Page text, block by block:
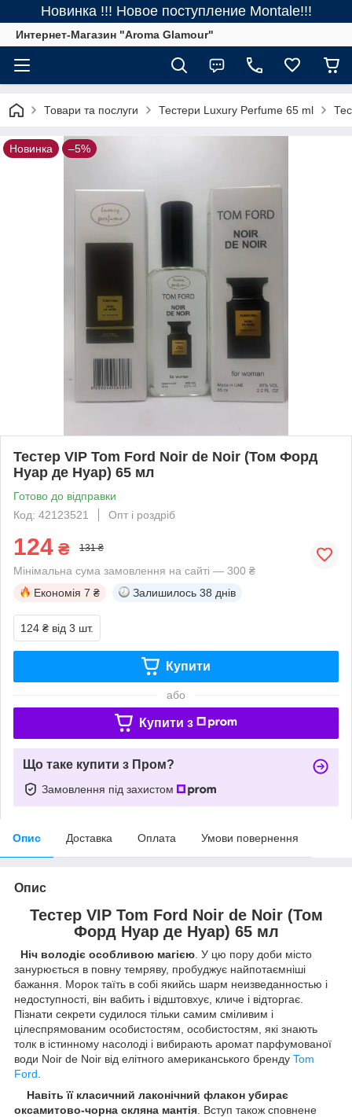
Новинка !!! Новое поступление Montale!!!
Интернет-Магазин "Aroma Glamour"
Товари та послуги Тестери Luxury Perfume 65 ml
Новинка –5%
Тестер VIP Tom Ford Noir de Noir (Том Форд
Нуар де Нуар) 65 мл
Готово до відправки
Код: 42123521
Опт і роздріб
124 ₴ 131 ₴
Мінімальна сума замовлення на сайті — 300 ₴
Економія 7 ₴ Залишилось 38 днів
124 ₴ від 3 шт.
Купити
або
Купити з
Що таке купити з Пром?
Замовлення під захистом
Опис Доставка Оплата Умови повернення
Опис
Тестер VIP Tom Ford Noir de Noir (Том
Форд Нуар де Нуар) 65 мл
Ніч володіє особливою магією . У цю пору доби місто
занурюється в повну темряву, пробуджує найпотаємніші
бажання. Морок таїть в собі якийсь шарм неизведанностью і
недоступності, він вабить і відштовхує, кличе і відторгає.
Пізнати секрети судилося тільки самим сміливим і
цілеспрямованим особистостям, особистостям, які знають
толк в істинному насолоді і вибирають аромат парфумованої
води Noir de Noir від елітного американського бренду Tom
Ford
Навіть її класичний лаконічний флакон убирає
оксамитово-чорна скляна мантія . Вступ також сповнене